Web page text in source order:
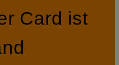
Card ist